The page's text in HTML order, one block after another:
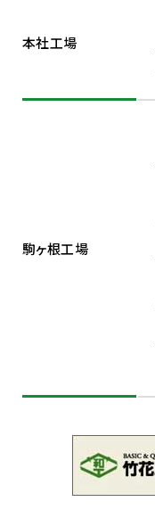
本社工場
駒ヶ根工場